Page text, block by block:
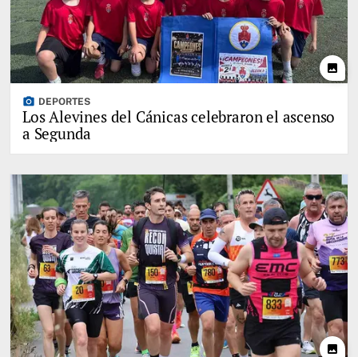
photo
photo_camera DEPORTES
Los Alevines del Cánicas celebraron el ascenso
a Segunda
photo